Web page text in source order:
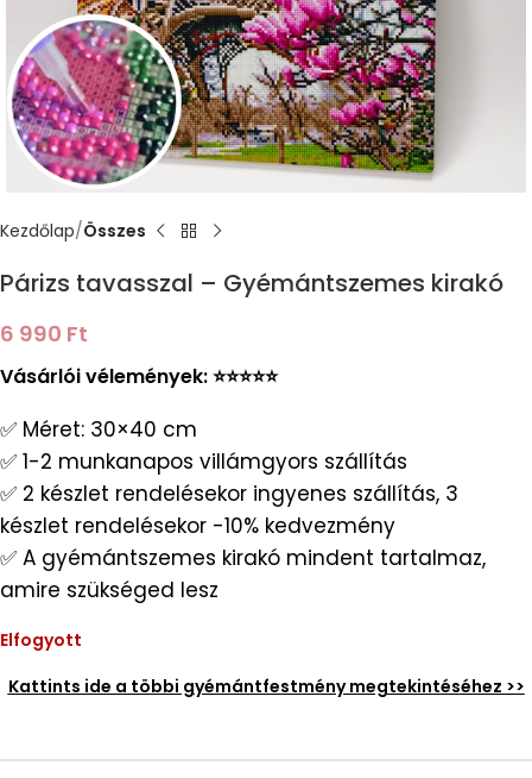
Kezdőlap Összes
Párizs tavasszal – Gyémántszemes kirakó
6 990 Ft
Vásárlói vélemények: ⭐️⭐️⭐️⭐️⭐️
✅ Méret: 30×40 cm
✅ 1-2 munkanapos villámgyors szállítás
✅ 2 készlet rendelésekor ingyenes szállítás, 3
készlet rendelésekor -10% kedvezmény
✅ A gyémántszemes kirakó mindent tartalmaz,
amire szükséged lesz
Elfogyott
Kattints ide a többi gyémántfestmény megtekintéséhez >>